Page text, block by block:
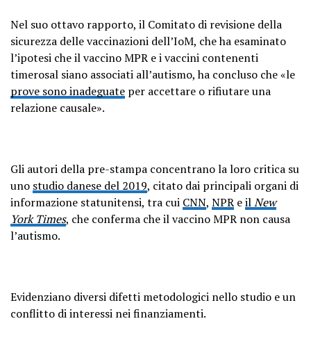
Nel suo ottavo rapporto, il Comitato di revisione della
sicurezza delle vaccinazioni dell’IoM, che ha esaminato
l’ipotesi che il vaccino MPR e i vaccini contenenti
timerosal siano associati all’autismo, ha concluso che «le
prove sono inadeguate per accettare o rifiutare una
relazione causale».
Gli autori della pre-stampa concentrano la loro critica su
uno studio danese del 2019, citato dai principali organi di
informazione statunitensi, tra cui CNN, NPR eilNew
York Times, che conferma che il vaccino MPR non causa
l’autismo.
Evidenziano diversi difetti metodologici nello studio e un
conflitto di interessi nei finanziamenti.